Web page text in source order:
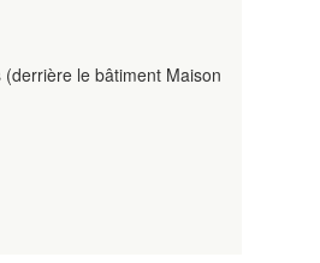
le bâtiment Maison